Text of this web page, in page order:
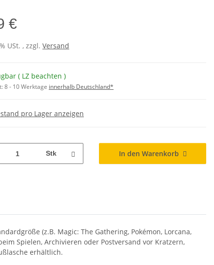
€
USt. , zzgl. Versand
( LZ beachten )
8 - 10 Werktage innerhalb Deutschland*
pro Lager anzeigen
Stk In den Warenkorb
(z.B. Magic: The Gathering, Pokémon, Lorcana,
Spielen, Archivieren oder Postversand vor Kratzern,
erhältlich.